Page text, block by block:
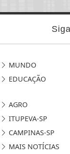
MUNDO
EDUCAÇÃO
AGRO
ITUPEVA-SP
CAMPINAS-SP
MAIS NOTÍCIAS